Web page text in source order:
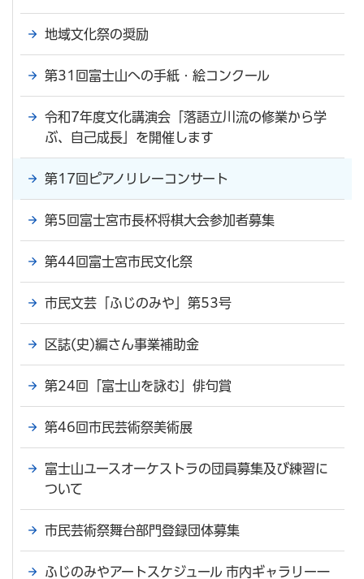
地域文化祭の奨励
第31回富士山への手紙・絵コンクール
令和7年度文化講演会「落語立川流の修業から学
ぶ、自己成長」を開催します
第17回ピアノリレーコンサート
第5回富士宮市長杯将棋大会参加者募集
第44回富士宮市民文化祭
市民文芸「ふじのみや」第53号
区誌(史)編さん事業補助金
第24回「富士山を詠む」俳句賞
第46回市民芸術祭美術展
富士山ユースオーケストラの団員募集及び練習に
ついて
市民芸術祭舞台部門登録団体募集
ふじのみやアートスケジュール 市内ギャラリー一